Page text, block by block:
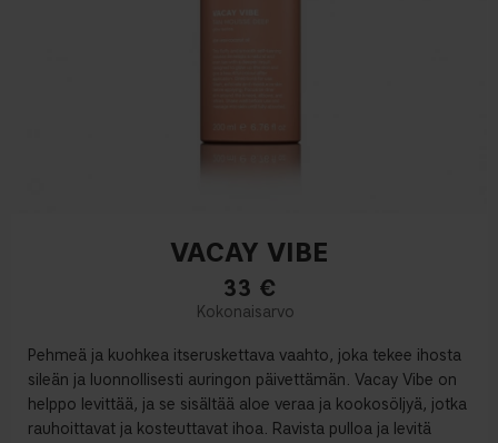
VACAY VIBE
33 €
Pehmeä ja kuohkea itseruskettava vaahto, joka tekee ihosta
sileän ja luonnollisesti auringon päivettämän. Vacay Vibe on
helppo levittää, ja se sisältää aloe veraa ja kookosöljyä, jotka
rauhoittavat ja kosteuttavat ihoa. Ravista pulloa ja levitä